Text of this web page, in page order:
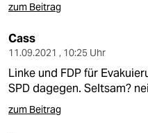
zum Beitrag
Cass
11.09.2021 , 10:25 Uhr
Linke und FDP für
SPD dagegen. Seltsam?
zum Beitrag